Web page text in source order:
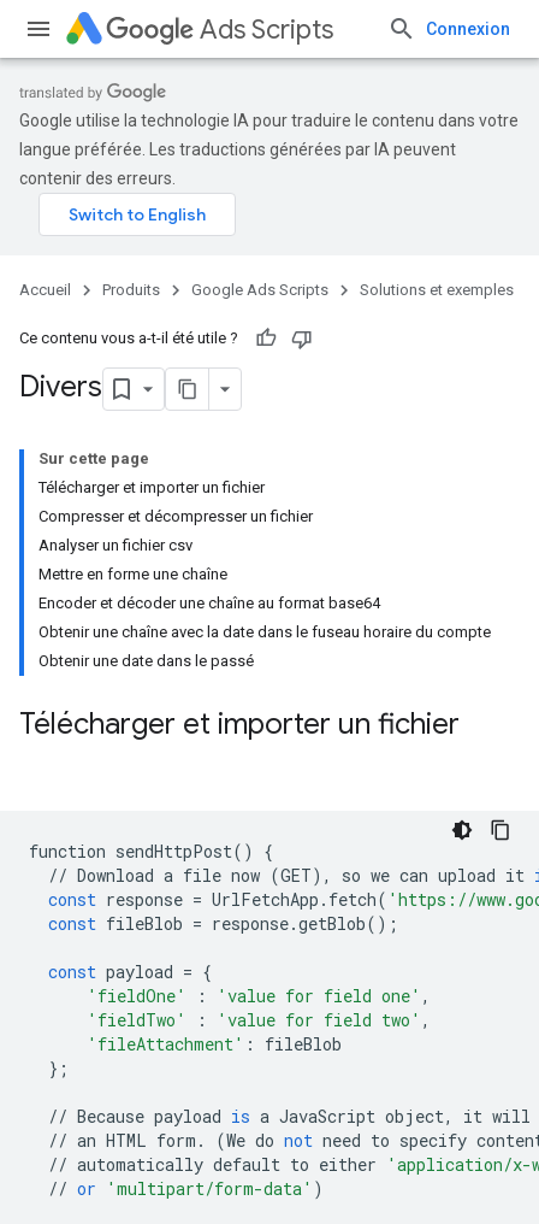
Ads Scripts Connexion
Google utilise la technologie IA pour traduire le contenu dans votre
langue préférée. Les traductions générées par IA peuvent
contenir des erreurs.
Accueil Produits Google Ads Scripts Solutions et exemples
Ce contenu vous a-t-il été utile ?
Divers
Sur cette page
Télécharger et importer un fichier
Compresser et décompresser un fichier
Analyser un fichier csv
Mettre en forme une chaîne
Encoder et décoder une chaîne au format base64
Obtenir une chaîne avec la date dans le fuseau horaire du compte
Obtenir une date dans le passé
Télécharger et importer un fichier
function sendHttpPost()
{
// Download a file now (GET), so we can upload it
const response = UrlFetchApp . fetch( 'https://
const fileBlob = response.getBlob();
const payload = {
'fieldOne'
: 'value for field one' ,
'fieldTwo'
: 'value for field two' ,
'fileAttachment' :
fileBlob
};
// Because payload is a JavaScript object, it will
// an HTML form . (We do not need to specify
// automatically default to either
'application/x-
// or 'multipart/form-data' )